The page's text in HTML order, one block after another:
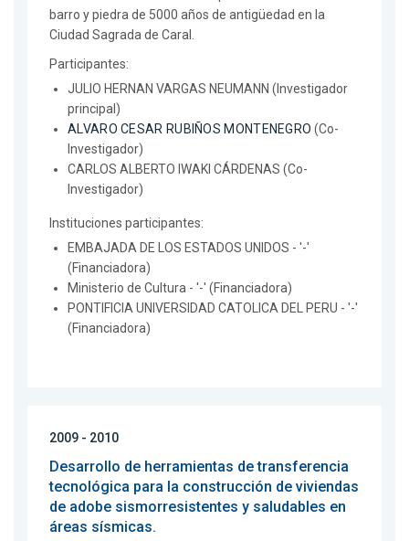
barro y piedra de 5000 años de antigüedad en la
Ciudad Sagrada de Caral.
Participantes:
JULIO HERNAN VARGAS NEUMANN (Investigador
principal)
ALVARO CESAR RUBIÑOS MONTENEGRO (Co-
Investigador)
CARLOS ALBERTO IWAKI CÁRDENAS (Co-
Investigador)
Instituciones participantes:
EMBAJADA DE LOS ESTADOS UNIDOS - '-'
(Financiadora)
Ministerio de Cultura - '-' (Financiadora)
PONTIFICIA UNIVERSIDAD CATOLICA DEL PERU - '-'
(Financiadora)
2009 - 2010
Desarrollo de herramientas de transferencia
tecnológica para la construcción de viviendas
de adobe sismorresistentes y saludables en
áreas sísmicas.